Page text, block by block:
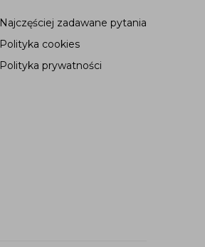
Najczęściej zadawane pytania
Polityka cookies
Polityka prywatności